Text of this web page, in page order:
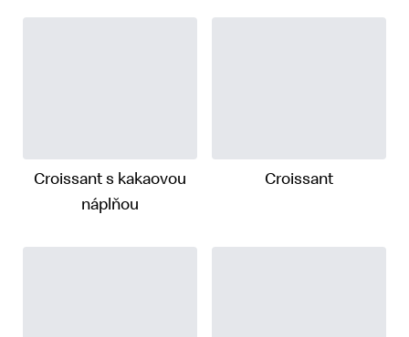
Croissant s kakaovou
náplňou
Croissant